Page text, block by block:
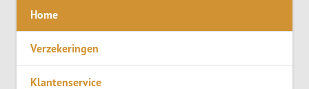
Home
Verzekeringen
Klantenservice